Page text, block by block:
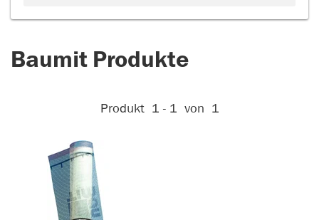
Baumit Produkte
Aktive Filter:
Produkt 1 - 1 von 1